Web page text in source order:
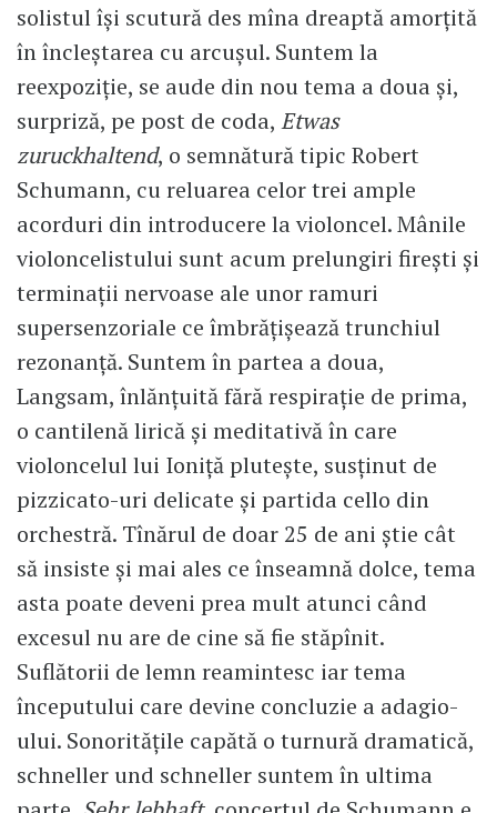
solistul își scutură des mîna dreaptă amorțită
în încleștarea cu arcușul. Suntem la
reexpoziție, se aude din nou tema a doua și,
surpriză, pe post de coda, Etwas
zuruckhaltend, o semnătură tipic Robert
Schumann, cu reluarea celor trei ample
acorduri din introducere la violoncel. Mânile
violoncelistului sunt acum prelungiri firești și
terminații nervoase ale unor ramuri
supersenzoriale ce îmbrățișează trunchiul
rezonanță. Suntem în partea a doua,
Langsam, înlănțuită fără respirație de prima,
o cantilenă lirică și meditativă în care
violoncelul lui Ioniță plutește, susținut de
pizzicato-uri delicate și partida cello din
orchestră. Tînărul de doar 25 de ani știe cât
să insiste și mai ales ce înseamnă dolce, tema
asta poate deveni prea mult atunci când
excesul nu are de cine să fie stăpînit.
Suflătorii de lemn reamintesc iar tema
începutului care devine concluzie a adagio-
ului. Sonoritățile capătă o turnură dramatică,
schneller und schneller suntem în ultima